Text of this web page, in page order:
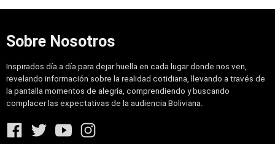
Sobre Nosotros
Inspirados día a día para dejar huella en cada lugar donde nos ven,
revelando información sobre la realidad cotidiana, llevando a través de
la pantalla momentos de alegría, comprendiendo y buscando
complacer las expectativas de la audiencia Boliviana.